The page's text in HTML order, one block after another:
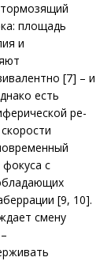
площадь
и
[7] – и
есть
ре­
с
[9, 10].
смену